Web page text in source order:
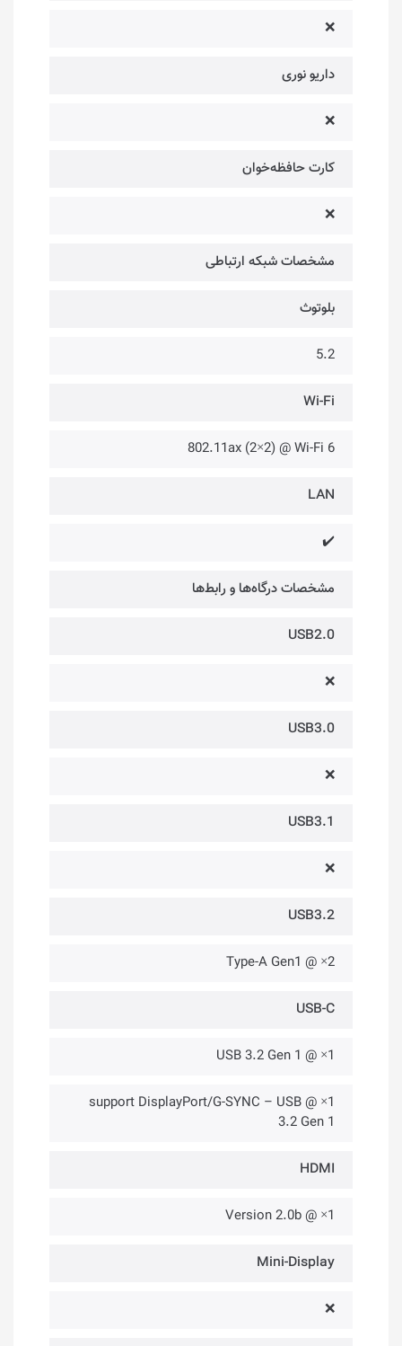
❌
داریو نوری
❌
کارت حافظه‌خوان
❌
مشخصات شبکه ارتباطی
بلوتوث
5.2
Wi-Fi
802.11ax (2×2) @ Wi-Fi 6
LAN
✔️
مشخصات درگاه‌ها و رابط‌ها
USB2.0
❌
USB3.0
❌
USB3.1
❌
USB3.2
2× @ Type-A Gen1
USB-C
1× @ USB 3.2 Gen 1
1× @ support DisplayPort/G-SYNC – USB
3.2 Gen 1
HDMI
1× @ Version 2.0b
Mini-Display
❌